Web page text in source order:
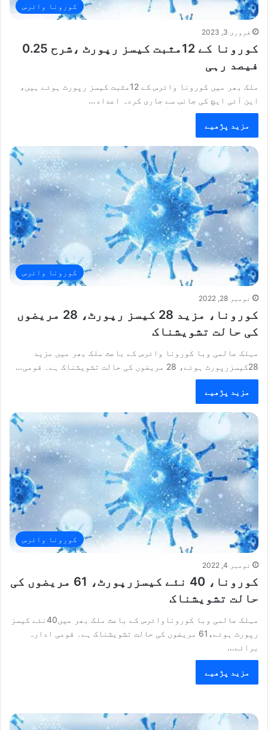
کورونا وائرس
فروری 3, 2023
کورونا کے 12مثبت کیسز رپورٹ ،شرح 0.25
فیصد رہی
ملک بھر میں کورونا وائرس کے 12مثبت کیسز رپورٹ ہوئے ہیں،
این آئی ایچ کی جانب سے جاری کردہ اعداد…
مزید پڑھیے
کورونا وائرس
نومبر 28, 2022
کورونا، مزید 28 کیسز رپورٹ، 28 مریضوں
کی حالت تشویشناک
مہلک عالمی وبا کورونا وائرس کے باعث ملک بھر میں مزید
28کیسزرپورٹ ہوئے، 28 مریضوں کی حالت تشویشناک ہے۔ قومی…
مزید پڑھیے
کورونا وائرس
نومبر 4, 2022
کورونا، 40 نئے کیسزرپورٹ، 61 مریضوں کی
حالت تشویشناک
مہلک عالمی وبا کوروناوائرس کے باعث ملک بھر میں40نئے کیسز
رپورٹ ہوئے،61 مریضوں کی حالت تشویشناک ہے۔ قومی ادارہ
برائے…
مزید پڑھیے